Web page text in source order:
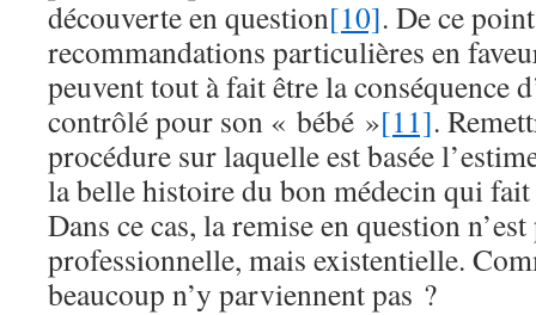
découverte en question[10]. De ce
recommandations particulières en
peuvent tout à fait être la conséquence
contrôlé pour son « bébé »[11].
procédure sur laquelle est basée
la belle histoire du bon médecin qui
Dans ce cas, la remise en question
professionnelle, mais existentielle.
beaucoup n’y parviennent pas ?